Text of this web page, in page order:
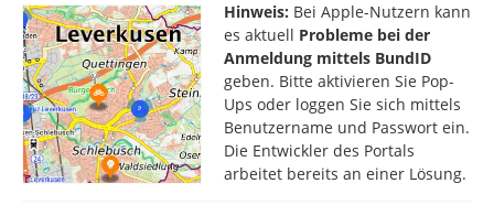
Hinweis: Bei Apple-Nutzern kann
es aktuell Probleme bei der
Anmeldung mittels BundID
geben. Bitte aktivieren Sie Pop-
Ups oder loggen Sie sich mittels
Benutzername und Passwort ein.
Die Entwickler des Portals
arbeitet bereits an einer Lösung.